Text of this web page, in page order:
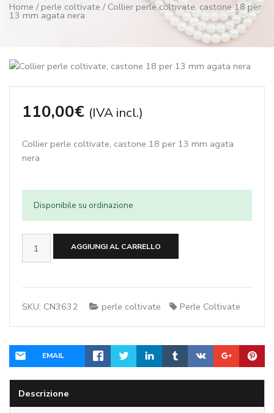
Home / perle coltivate / Collier perle coltivate, castone 18 per
13 mm agata nera
110,00€ (IVA incl.)
Collier perle coltivate, castone 18 per 13 mm agata
nera
Disponibile su ordinazione
perle
13
mm
nera
quantità
AGGIUNGI AL CARRELLO
SKU: CN3632 perle coltivate Perle Coltivate
EMAIL
Descrizione